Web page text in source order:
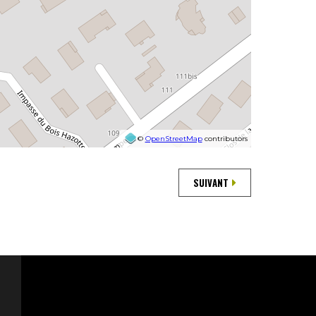
© OpenStreetMapcontributors
SUIVANT